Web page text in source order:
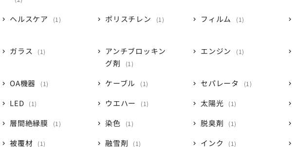
ヘルスケア 1 ポリスチレン 1 フィルム 1
ガラス 1
アンチブロッキン
グ剤
1
エンジン 1
OA機器 1 ケーブル 1 セパレータ 1
LED 1 ウエハー 1 太陽光 1
層間絶縁膜 1 染色 1 脱臭剤 1
被覆材 1 融雪剤 1 インク 1